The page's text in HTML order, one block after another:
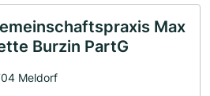
Max
Burzin PartG
Meldorf